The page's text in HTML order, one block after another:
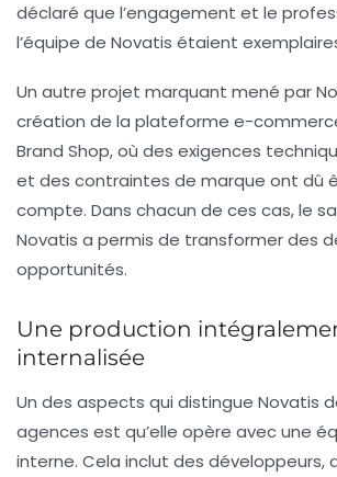
déclaré que l’engagement et le
l’équipe de Novatis étaient
Un autre projet marquant mené par
création de la plateforme e-
Brand Shop, où des exigences
et des contraintes de marque ont dû
compte. Dans chacun de ces cas, le
Novatis a permis de transformer des
opportunités.
Une production
internalisée
Un des aspects qui distingue Novatis
agences est qu’elle opère avec une
interne. Cela inclut des développeurs,